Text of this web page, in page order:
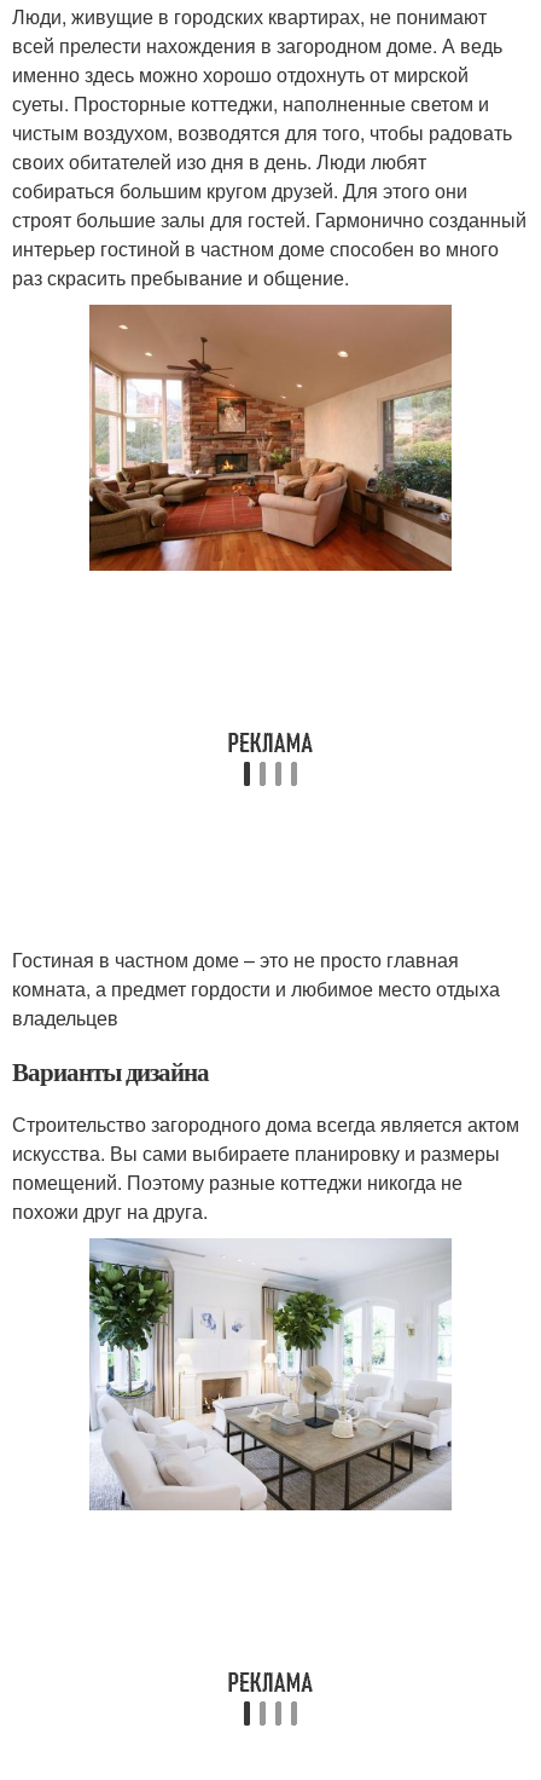
Люди, живущие в городских квартирах, не понимают
всей прелести нахождения в загородном доме. А ведь
именно здесь можно хорошо отдохнуть от мирской
суеты. Просторные коттеджи, наполненные светом и
чистым воздухом, возводятся для того, чтобы радовать
своих обитателей изо дня в день. Люди любят
собираться большим кругом друзей. Для этого они
строят большие залы для гостей. Гармонично созданный
интерьер гостиной в частном доме способен во много
раз скрасить пребывание и общение.
Гостиная в частном доме – это не просто главная
комната, а предмет гордости и любимое место отдыха
владельцев
Варианты дизайна
Строительство загородного дома всегда является актом
искусства. Вы сами выбираете планировку и размеры
помещений. Поэтому разные коттеджи никогда не
похожи друг на друга.